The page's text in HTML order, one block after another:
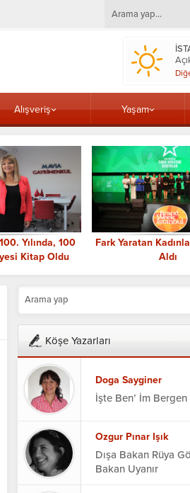
Alışveriş Yaşam
Yılında, 100
Kitap Oldu
Fark Yaratan
Aldı
Köşe Yazarları
Doga Sayginer
İşte Ben’ İm
Ozgur Pınar Işık
Dışa Bakan Rüya
Bakan Uyanır